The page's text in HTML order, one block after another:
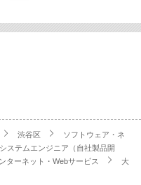
渋谷区
ソフトウェア・ネ
システムエンジニア（自社製品開
ターネット・Webサービス
大